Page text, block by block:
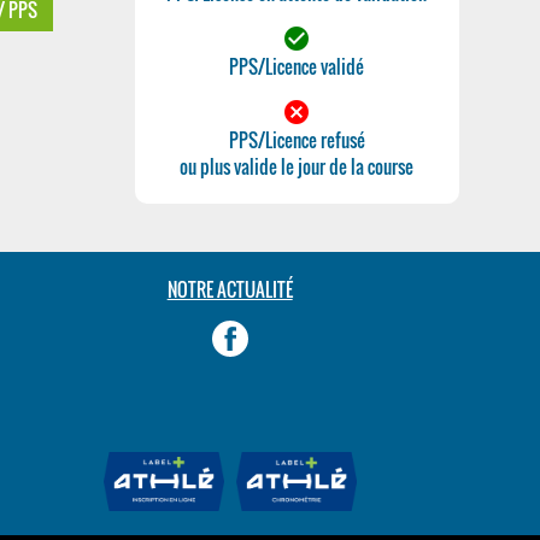
PPS
check_circle
PPS/Licence validé
cancel
PPS/Licence refusé
ou plus valide le jour de la course
NOTRE ACTUALITÉ